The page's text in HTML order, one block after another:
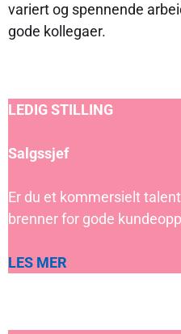
variert og spennende
gode kollegaer.
LEDIG STILLING
Salgssjef
Er du et kommersielt
brenner for gode
LES MER